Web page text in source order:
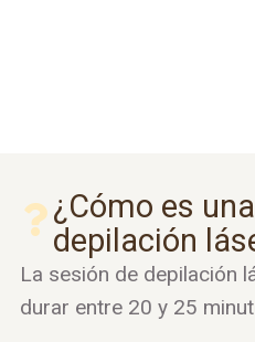
¿Cómo es
depilación
La sesión de depilación
durar entre 20 y 25